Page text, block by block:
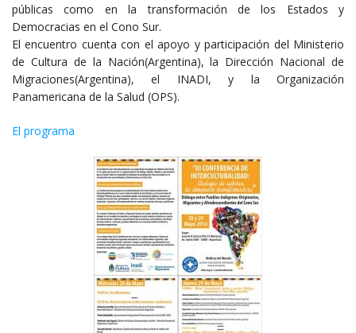
públicas como en la transformación de los Estados y
Democracias en el Cono Sur.
El encuentro cuenta con el apoyo y participación del Ministerio
de Cultura de la Nación(Argentina), la Dirección Nacional de
Migraciones(Argentina), el INADI, y la Organización
Panamericana de la Salud (OPS).
El programa